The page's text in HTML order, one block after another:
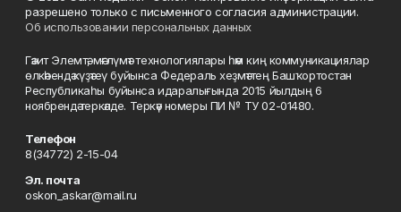
разрешено только с письменного согласия администрации.
Об использовании персональных данных
Гәзит Элемтә, мәғлүмәт технологиялары һәм киң коммуникациялар
өлкәһендә күҙәтеү буйынса Федераль хеҙмәттең Башҡортостан
Республикаһы буйынса идаралығында 2015 йылдың 6
ноябрендә теркәлде. Теркәү номеры ПИ № ТУ 02-01480.
Телефон
8(34772) 2-15-04
Эл. почта
oskon_askar@mail.ru